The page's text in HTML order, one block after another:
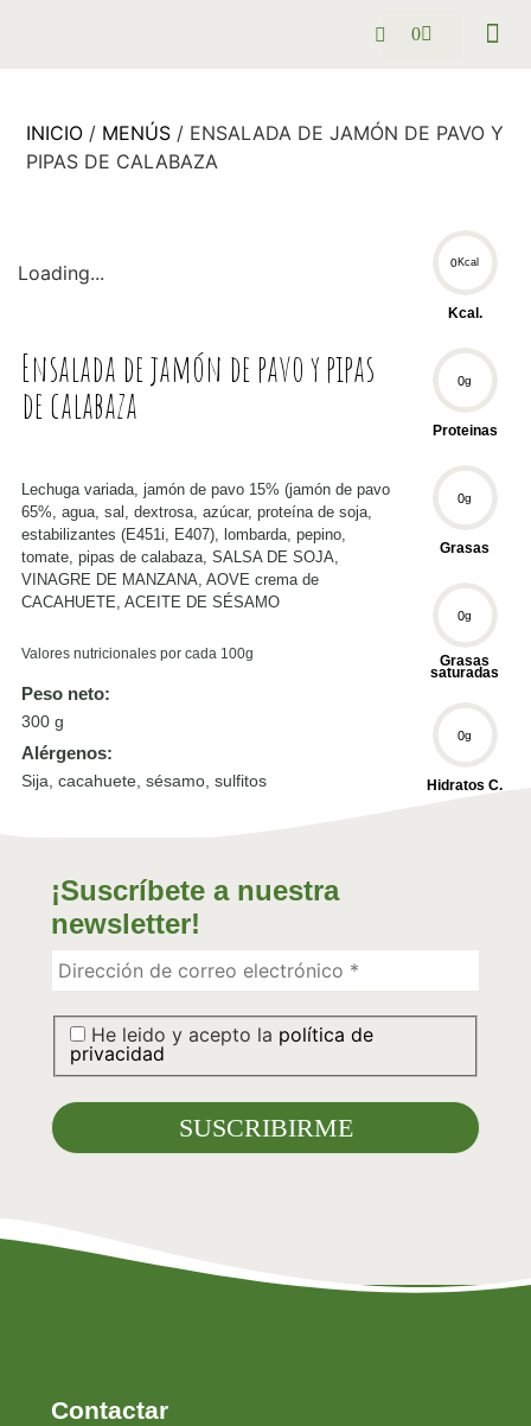
0
INICIO / MENÚS / ENSALADA DE JAMÓN DE PAVO Y
PIPAS DE CALABAZA
Loading... 0Kcal
Kcal.
0g
Proteinas
0g
Grasas
0g
Grasas
saturadas
0g
Hidratos C.
0g
Ensalada de jamón de pavo y pipas
de calabaza
Lechuga variada, jamón de pavo 15% (jamón de pavo
65%, agua, sal, dextrosa, azúcar, proteína de soja,
estabilizantes (E451i, E407), lombarda, pepino,
tomate, pipas de calabaza, SALSA DE SOJA,
VINAGRE DE MANZANA, AOVE crema de
CACAHUETE, ACEITE DE SÉSAMO
Valores nutricionales por cada 100g
Peso neto:
300 g
Alérgenos:
Sija, cacahuete, sésamo, sulfitos
¡Suscríbete a nuestra
newsletter!
He leido y acepto la política de
privacidad
Contactar